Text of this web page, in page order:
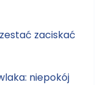
zaciskać
niepokój